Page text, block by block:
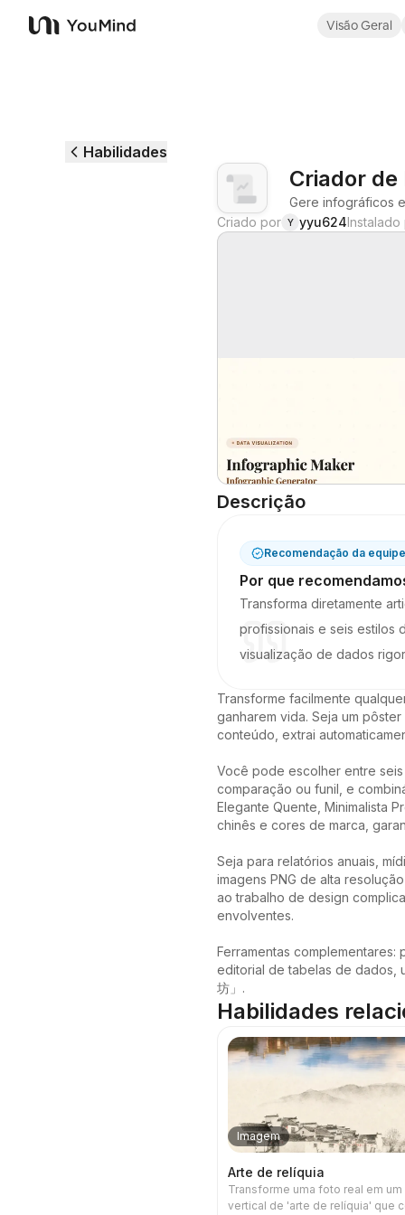
YouMind
Visão Geral
Habilidades
Criador
Gere infográficos
Criado por Y yyu624Instalado
Descrição
Recomendação da
Por que
Transforma diretamente
profissionais e seis estilos
visualização de dados
Transforme facilmente
ganharem vida. Seja um
conteúdo, extrai
Você pode escolher entre
comparação ou funil, e
Elegante Quente, Minimalista
chinês e cores de marca,
Seja para relatórios anuais,
imagens PNG de alta
ao trabalho de design
envolventes.
Ferramentas complementares:
editorial de tabelas de dados,
坊」.
Habilidades
Imagem
Arte de relíquia
Transforme uma foto real em
vertical de 'arte de relíquia' que